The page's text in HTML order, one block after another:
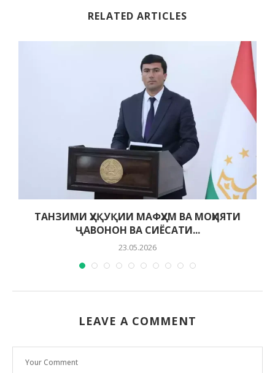
RELATED ARTICLES
ТАНЗИМИ ҲУҚУҚИИ МАФҲУМ ВА МОҲИЯТИ
ҶАВОНОН ВА СИЁСАТИ...
23.05.2026
LEAVE A COMMENT